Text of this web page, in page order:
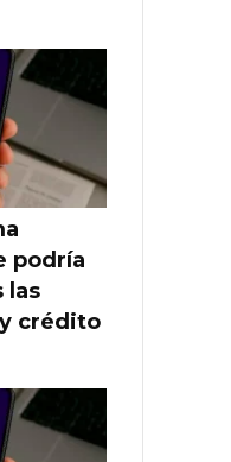
podría
las
crédito